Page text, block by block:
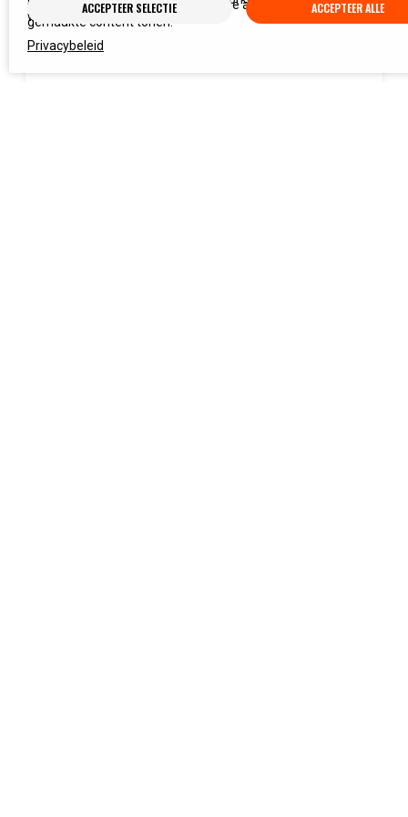
woont.
surfgedrag gepersonaliseerde online advertenties en op maat
gemaakte content tonen.
ACCEPTEER SELECTIE ACCEPTEER ALLE
Privacybeleid